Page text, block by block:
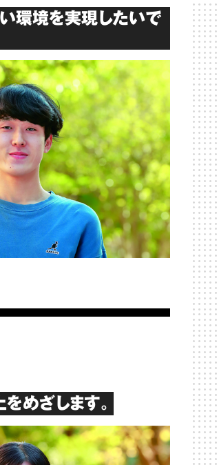
環境を実現したいで
めざします。